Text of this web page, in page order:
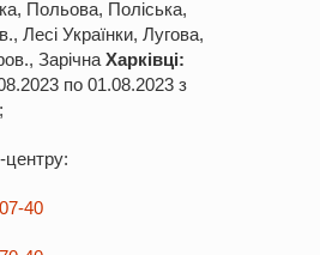
Польова, Поліська,
Лесі Українки, Лугова,
Зарічна Харківці:
2023 по 01.08.2023 з
40